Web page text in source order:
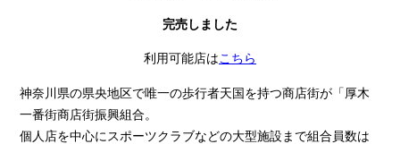
完売しました
利用可能店はこちら
神奈川県の県央地区で唯一の歩行者天国を持つ商店街が「厚木
一番街商店街振興組合。
個人店を中心にスポーツクラブなどの大型施設まで組合員数は